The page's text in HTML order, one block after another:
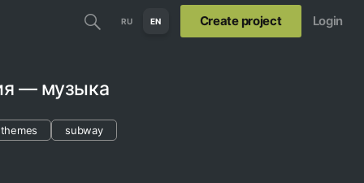
RU EN Create project Login
— музыка
themes subway